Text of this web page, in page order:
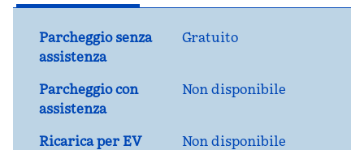
Parcheggio senza
assistenza
Gratuito
Parcheggio con
assistenza
Non disponibile
Ricarica per EV
Non disponibile